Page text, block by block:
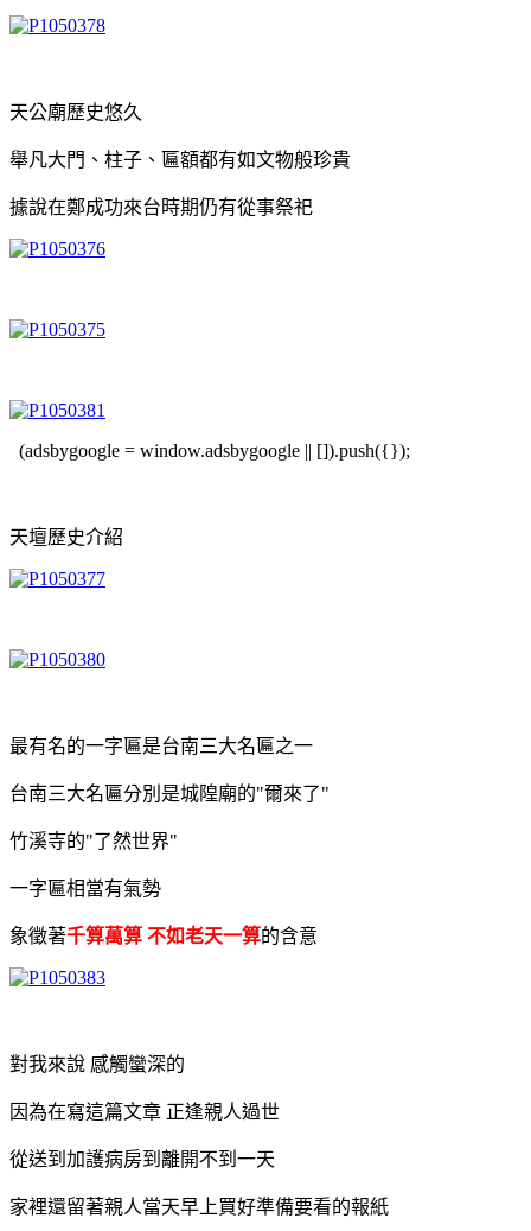
天公廟歷史悠久
舉凡大門、柱子、匾額都有如文物般珍貴
據說在鄭成功來台時期仍有從事祭祀
(adsbygoogle = window.adsbygoogle || []).push({});
天壇歷史介紹
最有名的一字匾是台南三大名匾之一
台南三大名匾分別是城隍廟的"爾來了"
竹溪寺的"了然世界"
一字匾相當有氣勢
象徵著千算萬算 不如老天一算的含意
對我來說 感觸蠻深的
因為在寫這篇文章 正逢親人過世
從送到加護病房到離開不到一天
家裡還留著親人當天早上買好準備要看的報紙